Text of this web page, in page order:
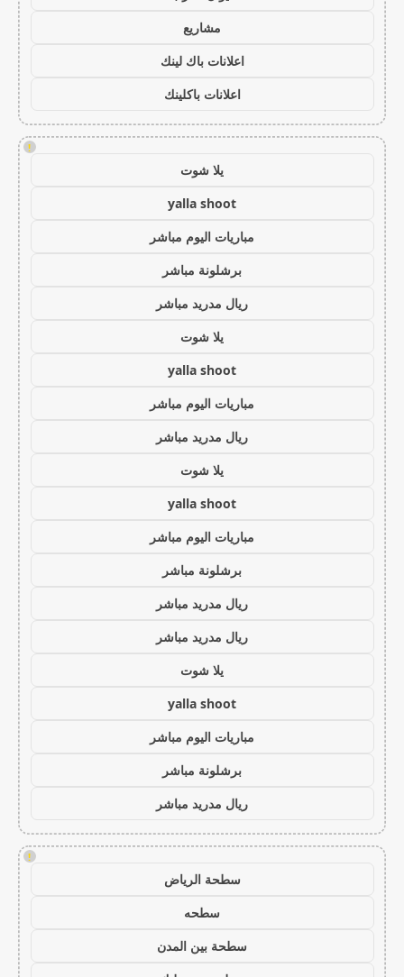
مشاريع
اعلانات باك لينك
اعلانات باكلينك
!
يلا شوت
yalla shoot
مباريات اليوم مباشر
برشلونة مباشر
ريال مدريد مباشر
يلا شوت
yalla shoot
مباريات اليوم مباشر
ريال مدريد مباشر
يلا شوت
yalla shoot
مباريات اليوم مباشر
برشلونة مباشر
ريال مدريد مباشر
ريال مدريد مباشر
يلا شوت
yalla shoot
مباريات اليوم مباشر
برشلونة مباشر
ريال مدريد مباشر
!
سطحة الرياض
سطحه
سطحة بين المدن